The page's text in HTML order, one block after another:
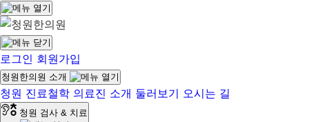
로그인 회원가입
청원한의원 소개
청원 진료철학 의료진 소개 둘러보기 오시는 길
청원 검사 & 치료